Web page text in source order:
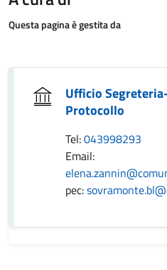
Questa pagina è gestita da
Ufficio
Protocollo
Tel:043998293
Email:
pec: